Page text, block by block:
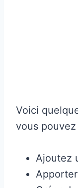
Voici
vous
Ajoutez